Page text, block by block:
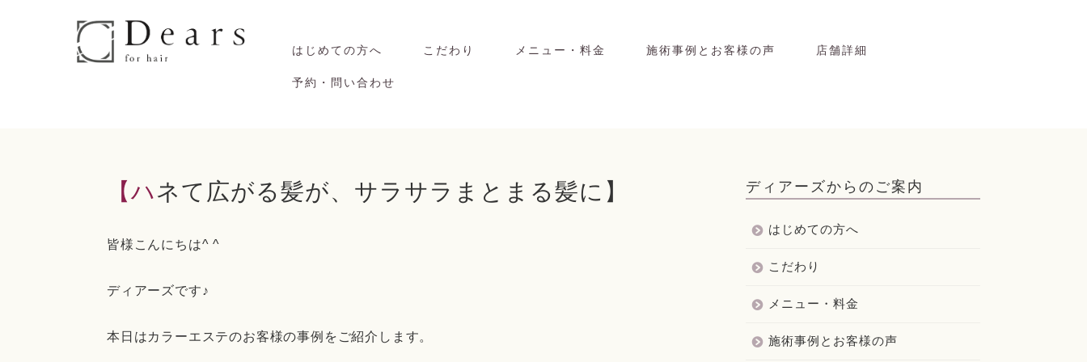
はじめての方へ こだわり メニュー・料金 施術事例とお客様の声 店舗詳細
予約・問い合わせ
【ハネて広がる髪が、サラサラまとまる髪に】
皆様こんにちは^ ^
ディアーズです♪
本日はカラーエステのお客様の事例をご紹介します。
ディアーズからのご案内
はじめての方へ
こだわり
メニュー・料金
施術事例とお客様の声